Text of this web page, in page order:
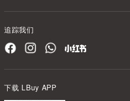
追踪我们
下载 LBuy APP